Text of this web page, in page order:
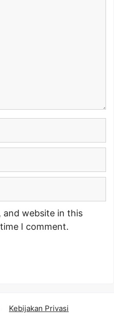
and website in this
I comment.
Kebijakan Privasi